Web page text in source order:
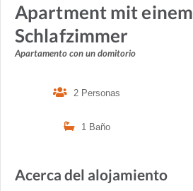
Apartment mit einem
Schlafzimmer
Apartamento con un domitorio
2 Personas
1 Baño
Acerca del alojamiento